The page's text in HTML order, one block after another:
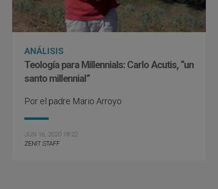
ANÁLISIS
Teología para Millennials: Carlo Acutis, “un
santo millennial”
Por el padre Mario Arroyo
JUN 16, 2020 18:22
ZENIT STAFF